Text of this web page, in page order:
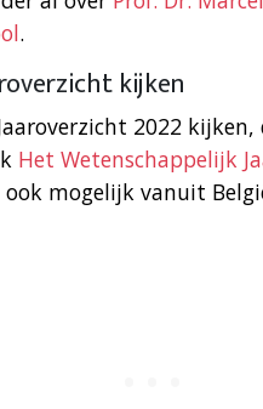
.
kijken
2022
Het Wetenschappelijk
mogelijk vanuit